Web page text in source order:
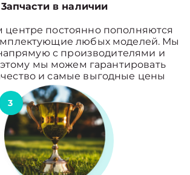
3апчасти в наличии
центре постоянно пополняются
любых моделей. Мы
с производителями и
мы можем гарантировать
и самые выгодные цены
3